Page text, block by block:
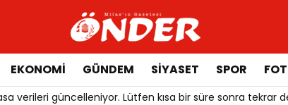
EKONOMİ GÜNDEM SİYASET SPOR
verileri güncelleniyor. Lütfen kısa bir süre sonra tekrar